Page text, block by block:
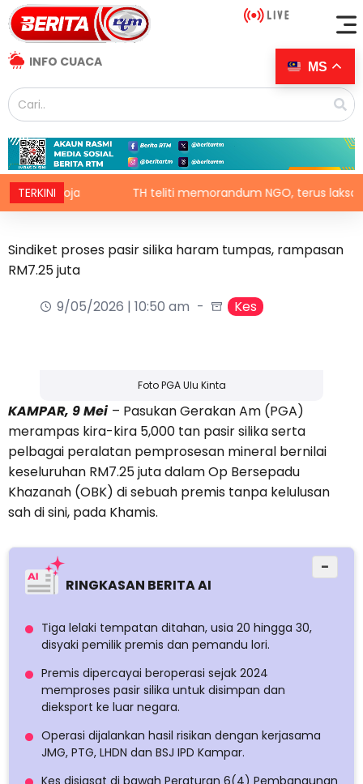
INFO CUACA
TERKINI TH teliti memorandum NGO, terus laksana
Sindiket proses pasir silika haram tumpas, rampasan
RM7.25 juta
9/05/2026 | 10:50 am
Kes
Foto PGA Ulu Kinta
KAMPAR, 9 Mei – Pasukan Gerakan Am (PGA)
merampas kira-kira 5,000 tan pasir silika serta
pelbagai peralatan pemprosesan mineral bernilai
keseluruhan RM7.25 juta dalam Op Bersepadu
Khazanah (OBK) di sebuah premis tanpa kelulusan
sah di sini, pada Khamis.
RINGKASAN BERITA AI
−
Tiga lelaki tempatan ditahan, usia 20 hingga 30,
disyaki pemilik premis dan pemandu lori.
Premis dipercayai beroperasi sejak 2024
memproses pasir silika untuk disimpan dan
dieksport ke luar negara.
Operasi dijalankan hasil risikan dengan kerjasama
JMG, PTG, LHDN dan BSJ IPD Kampar.
MS